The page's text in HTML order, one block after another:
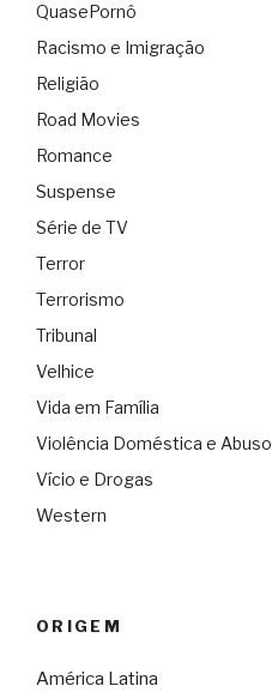
QuasePornô
Racismo e Imigração
Religião
Road Movies
Romance
Suspense
Série de TV
Terror
Terrorismo
Tribunal
Velhice
Vida em Família
Violência Doméstica e Abuso
Vício e Drogas
Western
ORIGEM
América Latina